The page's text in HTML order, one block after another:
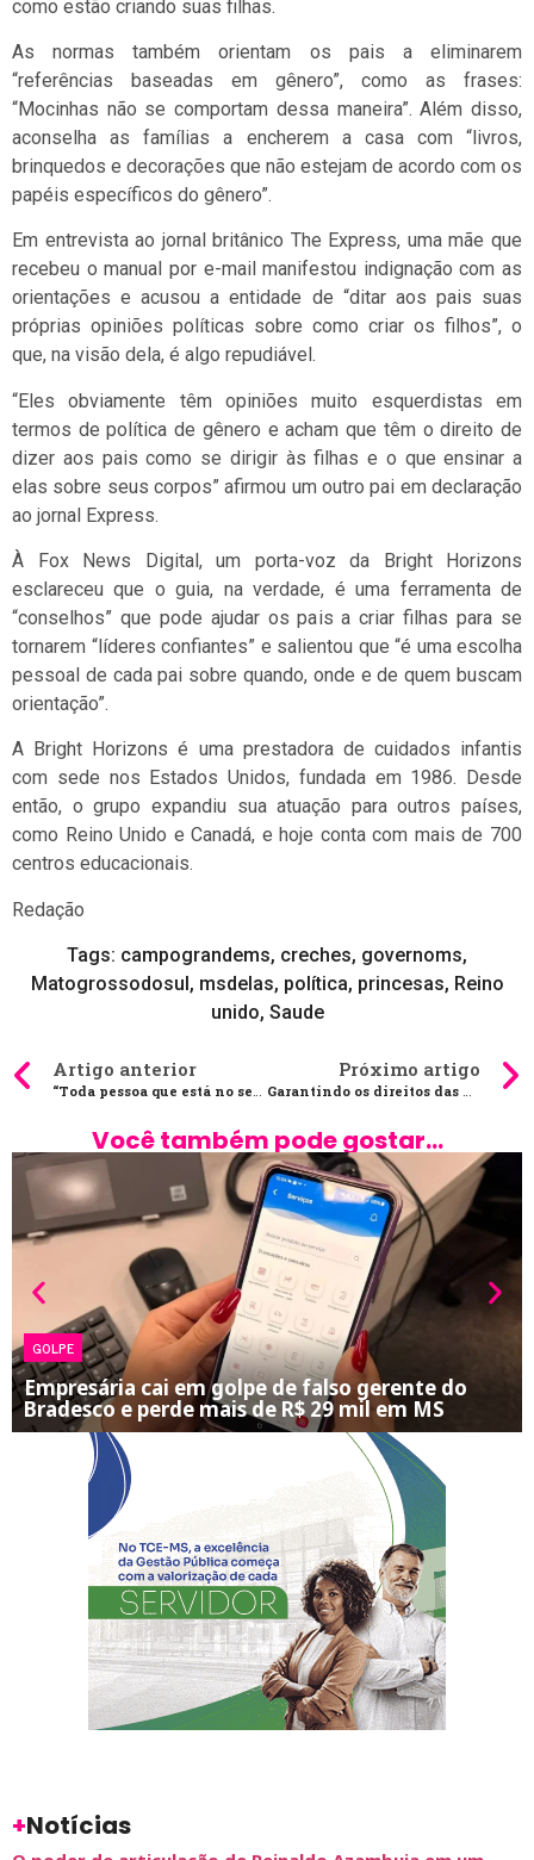
como estão criando suas filhas.
As normas também orientam os pais a eliminarem
“referências baseadas em gênero”, como as frases:
“Mocinhas não se comportam dessa maneira”. Além disso,
aconselha as famílias a encherem a casa com “livros,
brinquedos e decorações que não estejam de acordo com os
papéis específicos do gênero”.
Em entrevista ao jornal britânico The Express, uma mãe que
recebeu o manual por e-mail manifestou indignação com as
orientações e acusou a entidade de “ditar aos pais suas
próprias opiniões políticas sobre como criar os filhos”, o
que, na visão dela, é algo repudiável.
“Eles obviamente têm opiniões muito esquerdistas em
termos de política de gênero e acham que têm o direito de
dizer aos pais como se dirigir às filhas e o que ensinar a
elas sobre seus corpos” afirmou um outro pai em declaração
ao jornal Express.
À Fox News Digital, um porta-voz da Bright Horizons
esclareceu que o guia, na verdade, é uma ferramenta de
“conselhos” que pode ajudar os pais a criar filhas para se
tornarem “líderes confiantes” e salientou que “é uma escolha
pessoal de cada pai sobre quando, onde e de quem buscam
orientação”.
A Bright Horizons é uma prestadora de cuidados infantis
com sede nos Estados Unidos, fundada em 1986. Desde
então, o grupo expandiu sua atuação para outros países,
como Reino Unido e Canadá, e hoje conta com mais de 700
centros educacionais.
Redação
Tags: campograndems, creches, governoms,
Matogrossodosul , msdelas, política, princesas, Reino
unido, Saude
Artigo anterior Próximo artigo
Você também pode gostar...
GOLPE
Empresária cai em golpe de falso gerente do
Bradesco e perde mais de R$ 29 mil em MS
+Notícias